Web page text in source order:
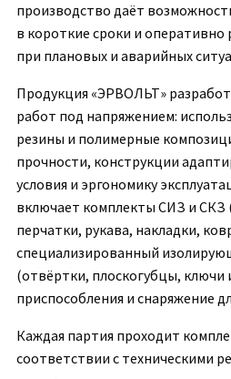
производство даёт
в короткие сроки и оперативно
при плановых и аварийных
Продукция «ЭРВОЛЬТ»
работ под напряжением:
резины и полимерные
прочности, конструкции
условия и эргономику
включает комплекты СИЗ и СКЗ
перчатки, рукава, накладки,
специализированный
(отвёртки, плоскогубцы,
приспособления и снаряжение
Каждая партия проходит
соответствии с техническими